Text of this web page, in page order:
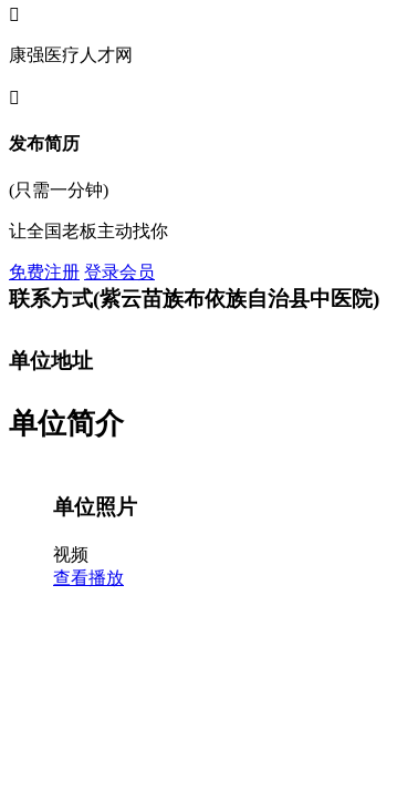

康强医疗人才网

发布简历
(只需一分钟)
让全国老板主动找你
免费注册 登录会员
联系方式(紫云苗族布依族自治县中医院)
单位地址
单位简介
单位照片
视频
查看播放